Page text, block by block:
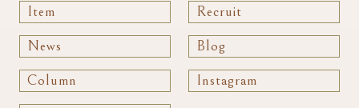
Item Recruit
News Blog
Column Instagram